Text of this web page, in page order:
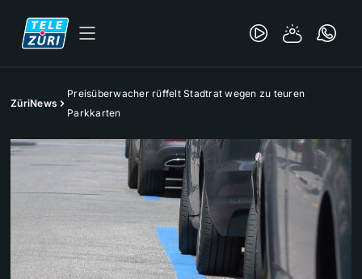
ZüriNews
Preisüberwacher rüffelt Stadtrat wegen zu teuren
Parkkarten